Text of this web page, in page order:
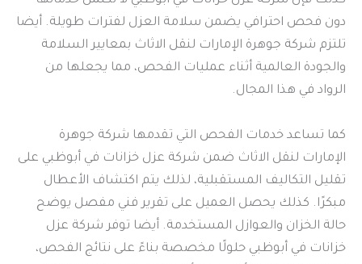
دون فحص احترافي يضمن سلامة العزل لفترات طويلة. أيضا
تلتزم شركة جوهرة الإمارات لنقل الاثاث بمعايير السلامة
والجودة العالمية أثناء عمليات الفحص، مما يجعلها من
الرواد في هذا المجال.
كما تساعد خدمات الفحص التي تقدمها شركة جوهرة
الإمارات لنقل الاثاث ضمن شركة عزل خزانات في أبوظبي على
تقليل التكاليف المستقبلية، لذلك يتم اكتشاف الأعطال
مبكرًا. كذلك يحصل العميل على تقرير فني مفصل يوضح
حالة الخزان والعوازل المستخدمة. أيضا توفر شركة عزل
خزانات في أبوظبي حلولًا مخصصة بناءً على نتائج الفحص،